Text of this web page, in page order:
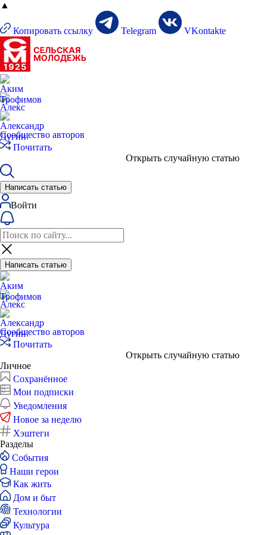
▲
Копировать ссылку Telegram VKontakte
Сообщество авторов
Почитать
Открыть случайную статью
Написать статью
Войти
Написать статью
Сообщество авторов
Почитать
Открыть случайную статью
Личное
Сохранённое
Мои подписки
Уведомления
Новое за неделю
Хэштеги
Разделы
События
Наши герои
Как жить
Дом и быт
Технологии
Культура